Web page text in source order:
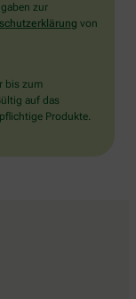
zur
von
bis zum
auf das
Produkte.